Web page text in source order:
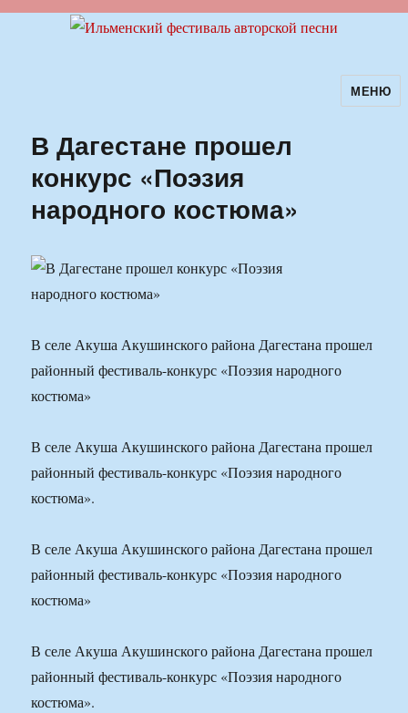
Ильменский фестиваль авторскойМЕНЮ
В Дагестане прошел
конкурс «Поэзия
народного костюма»
В селе Акуша Акушинского района Дагестана прошел
районный фестиваль-конкурс «Поэзия народного
костюма»
В селе Акуша Акушинского района Дагестана прошел
районный фестиваль-конкурс «Поэзия народного
костюма».
В селе Акуша Акушинского района Дагестана прошел
районный фестиваль-конкурс «Поэзия народного
костюма»
В селе Акуша Акушинского района Дагестана прошел
районный фестиваль-конкурс «Поэзия народного
костюма».